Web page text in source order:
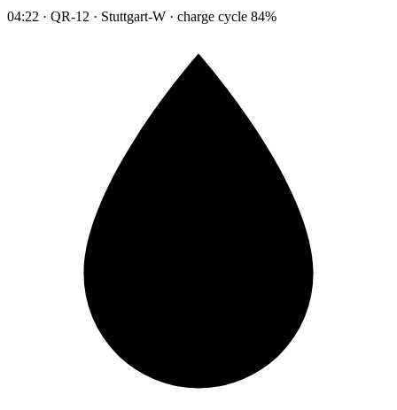
04:22 · QR-12 · Stuttgart-W · charge cycle 84%